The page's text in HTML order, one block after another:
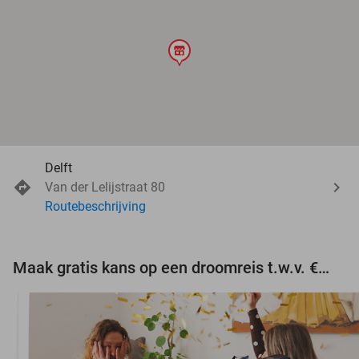
store
Delft
Van der Lelijstraat 80
Routebeschrijving
Maak gratis kans op een droomreis t.w.v. €3.000!